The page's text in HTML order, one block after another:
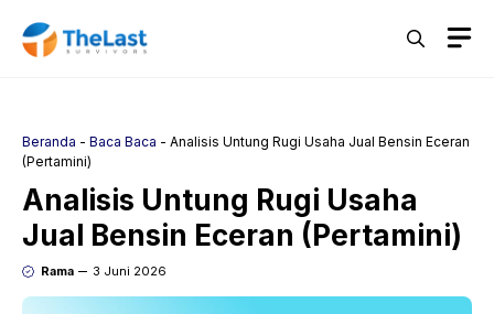
Beranda - Baca Baca - Analisis Untung Rugi Usaha Jual Bensin Eceran
(Pertamini)
Analisis Untung Rugi Usaha
Jual Bensin Eceran (Pertamini)
Rama 3 Juni 2026